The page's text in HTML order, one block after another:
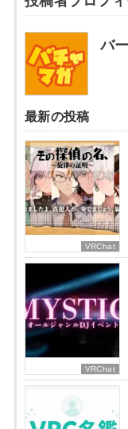
バ
最新の投稿
VRChat
VRChat